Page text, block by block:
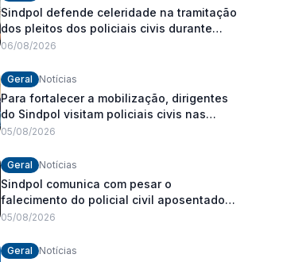
Sindpol defende celeridade na tramitação
dos pleitos dos policiais civis durante
visita às delegacias
06/08/2026
Geral Notícias
Para fortalecer a mobilização, dirigentes
do Sindpol visitam policiais civis nas
delegacias
05/08/2026
Geral Notícias
Sindpol comunica com pesar o
falecimento do policial civil aposentado
Dagoberto Carlos Romeiro
05/08/2026
Geral Notícias